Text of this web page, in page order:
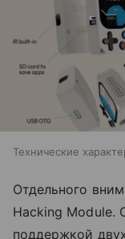
Технические
Отдельного
Hacking Module.
поддержкой